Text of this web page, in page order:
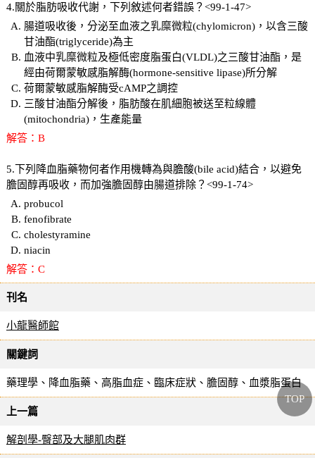
4.關於脂肪吸收代謝，下列敘述何者錯誤？<99-1-47>
腸道吸收後，分泌至血液之乳糜微粒(chylomicron)，以含三酸
甘油酯(triglyceride)為主
血液中乳糜微粒及極低密度脂蛋白(VLDL)之三酸甘油酯，是
經由荷爾蒙敏感脂解酶(hormone-sensitive lipase)所分解
荷爾蒙敏感脂解酶受cAMP之調控
三酸甘油酯分解後，脂肪酸在肌細胞被送至粒線體
(mitochondria)，生產能量
解答：B
5.下列降血脂藥物何者作用機轉為與膽酸(bile acid)結合，以避免
膽固醇再吸收，而加強膽固醇由腸道排除？<99-1-74>
probucol
fenofibrate
cholestyramine
niacin
解答：C
刊名
小龍醫師館
關鍵詞
藥理學、降血脂藥、高脂血症、臨床症狀、膽固醇、血漿脂蛋白
上一篇
解剖學-臀部及大腿肌肉群
TOP